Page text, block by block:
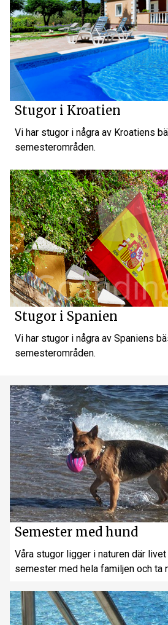
Stugor i Kroatien
Vi har stugor i några av Kroatiens
semesterområden.
Stugor i Spanien
Vi har stugor i några av Spaniens
semesterområden.
Semester med hund
Våra stugor ligger i naturen där livet
semester med hela familjen och ta